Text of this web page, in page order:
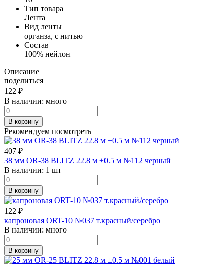
Тип товара
Лента
Вид ленты
органза, с нитью
Состав
100% нейлон
Описание
поделиться
122 ₽
В наличии: много
В корзину
Рекомендуем посмотреть
407 ₽
38 мм OR-38 BLITZ 22.8 м ±0.5 м №112 черный
В наличии: 1 шт
В корзину
122 ₽
капроновая ORT-10 №037 т.красный/серебро
В наличии: много
В корзину